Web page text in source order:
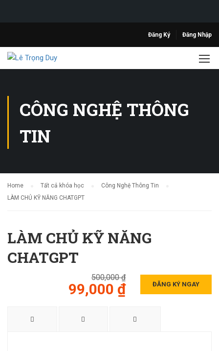
Đăng Ký Đăng Nhập
CÔNG NGHỆ THÔNG
TIN
Home Tất cả khóa học
Công Nghệ Thông Tin
LÀM CHỦ KỸ NĂNG CHATGPT
LÀM CHỦ KỸ NĂNG
CHATGPT
500,000 ₫
99,000 ₫ ĐĂNG KÝ NGAY